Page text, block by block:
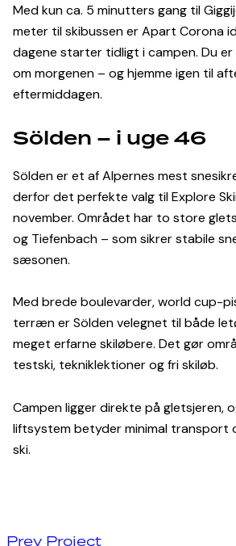
Med kun ca. 5 minutters gang til
meter til skibussen er Apart Corona
dagene starter tidligt i campen. Du
om morgenen – og hjemme igen til
eftermiddagen.
Sölden – i uge 46
Sölden er et af Alpernes mest
derfor det perfekte valg til Explore
november. Området har to store
og Tiefenbach – som sikrer stabile
sæsonen.
Med brede boulevarder, world cup-
terræn er Sölden velegnet til både
meget erfarne skiløbere. Det gør
testski, tekniklektioner og fri skiløb.
Campen ligger direkte på gletsjeren,
liftsystem betyder minimal transport
ski.
Prev Project